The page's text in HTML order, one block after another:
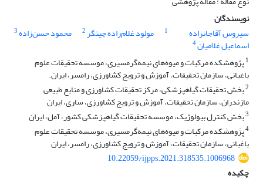
نویسندگان
سیروس آقاجانزاده
1 مولود غلام‌زاده چیتگر2 محمود حسن‌زاده3
اسماعیل غلامیان4
1پژوهشکده مرکبات و میوه‌های نیمه‌گرمسیری، موسسه تحقیقات علوم
باغبانی، سازمان تحقیقات، آموزش و ترویج کشاورزی، رامسر، ایران.
2بخش تحقیقات گیاهپزشکی، مرکز تحقیقات کشاورزی و منابع طبیعی
مازندران، سازمان تحقیقات، آموزش و ترویج کشاورزی، ساری، ایران
3بخش کنترل بیولوژیک، موسسه تحقیقات گیاهپزشکی کشور، آمل، ایران
4پژوهشکده مرکبات و میوه‌های نیمه‌گرمسیری، موسسه تحقیقات علوم
باغبانی، سازمان تحقیقات، آموزش و ترویج کشاورزی، رامسر، ایران
10.22059/ijpps.2021.318535.1006968
چکیده